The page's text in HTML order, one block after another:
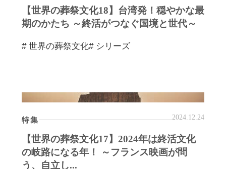
【世界の葬祭文化18】台湾発！穏やかな最
期のかたち ～終活がつなぐ国境と世代～
# 世界の葬祭文化# シリーズ
特集 2024.12.24
【世界の葬祭文化17】2024年は終活文化
の岐路になる年！ ～フランス映画が問
う、自立し...